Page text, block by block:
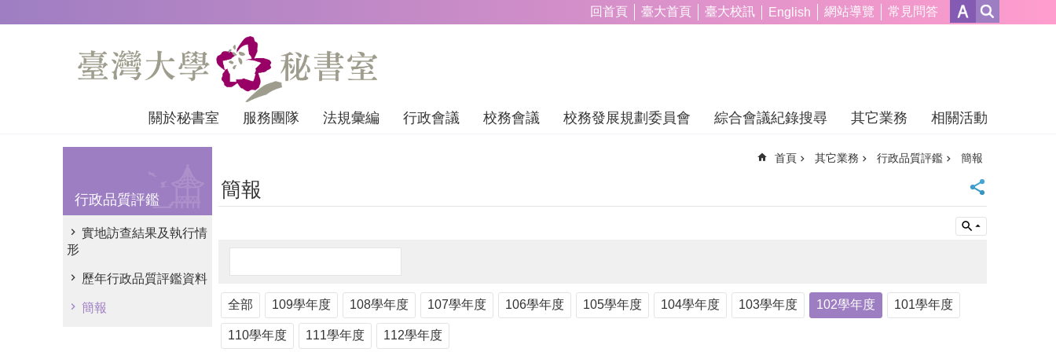
回首頁 臺大首頁 臺大校訊 English 網站導覽 常見問答
關於秘書室 服務團隊 法規彙編 行政會議 校務會議 校務發展規劃委員會 綜合會議紀錄搜尋 其它業務 相關活動
行政品質評鑑
實地訪查結果及執行情
形
歷年行政品質評鑑資料
簡報
首頁 其它業務 行政品質評鑑 簡報
簡報
全部 109學年度 108學年度 107學年度 106學年度 105學年度 104學年度 103學年度 102學年度 101學年度
110學年度 111學年度 112學年度